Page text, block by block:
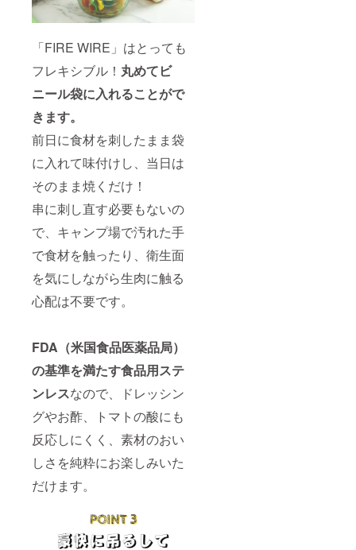
「FIRE WIRE」はとっても
フレキシブル！ 丸めてビ
ニール袋に入れることがで
きます。
前日に食材を刺したまま袋
に入れて味付けし、当日は
そのまま焼くだけ！
串に刺し直す必要もないの
で、キャンプ場で汚れた手
で食材を触ったり、衛生面
を気にしながら生肉に触る
心配は不要です。
FDA（米国食品医薬品局）
の基準を満たす食品用ステ
ンレスなので、ドレッシン
グやお酢、トマトの酸にも
反応しにくく、素材のおい
しさを純粋にお楽しみいた
だけます。